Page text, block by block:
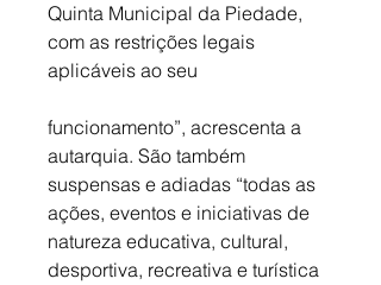
Quinta Municipal da Piedade,
com as restrições legais
aplicáveis ao seu
funcionamento”, acrescenta a
autarquia. São também
suspensas e adiadas “todas as
ações, eventos e iniciativas de
natureza educativa, cultural,
desportiva, recreativa e turística